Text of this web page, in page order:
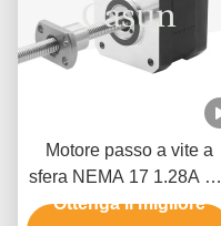
Motore passo a vite a
sfera NEMA 17 1.28A per
linee di montaggio
Ottenga il migliore